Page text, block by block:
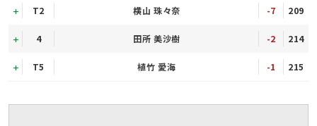
T2 横山 珠々奈 -7 209
4 田所 美沙樹 -2 214
T5 植竹 愛海 -1 215